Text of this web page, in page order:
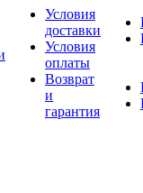
Условия
доставки
Условия
оплаты
Возврат
и
гарантия